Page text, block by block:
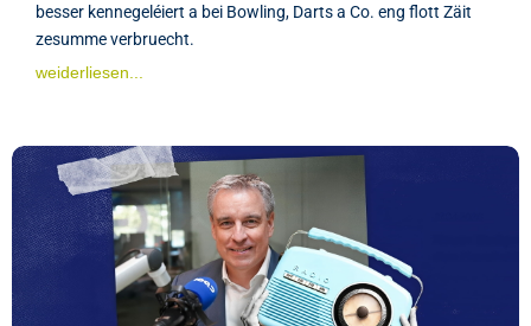
besser kennegeléiert a bei Bowling, Darts a Co. eng flott Zäit
zesumme verbruecht.
weiderliesen...